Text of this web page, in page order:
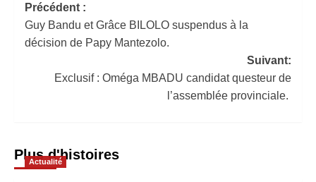
Précédent :
Guy Bandu et Grâce BILOLO suspendus à la
décision de Papy Mantezolo.
Suivant:
Exclusif : Oméga MBADU candidat questeur de
l’assemblée provinciale.
Plus d'histoires
Actualité